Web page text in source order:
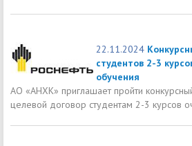
22.11.2024
студентов 2-3
обучения
АО «АНХК» приглашает пройти
целевой договор студентам 2-3 курсов